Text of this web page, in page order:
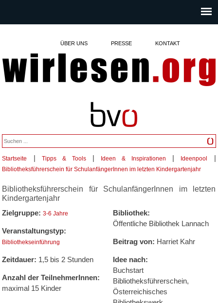
ÜBER UNS PRESSE KONTAKT
Sie sind hier
Startseite | Tipps & Tools| Ideen & Inspirationen | Ideenpool |
Bibliotheksführerschein für SchulanfängerInnen im letzten Kindergartenjahr
Bibliotheksführerschein für SchulanfängerInnen im letzten
Kindergartenjahr
Zielgruppe:3-6 Jahre
Veranstaltungstyp:
Bibliothekseinführung
Zeitdauer: 1,5 bis 2 Stunden
Anzahl der TeilnehmerInnen:
maximal 15 Kinder
Bibliothek:
Öffentliche Bibliothek Lannach
Beitrag von: Harriet Kahr
Idee nach:
Buchstart
Bibliotheksführerschein,
Österreichisches